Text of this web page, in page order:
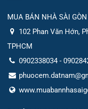
MUA BÁN NHÀ SÀI GÒN
102 Phan Văn Hớn,
TPHCM
0902338034 -